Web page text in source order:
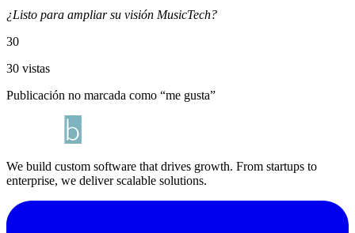
¿Listo para ampliar su visión MusicTech?
30
30 vistas
Publicación no marcada como “me gusta”
We build custom software that drives growth. From startups to
enterprise, we deliver scalable solutions.